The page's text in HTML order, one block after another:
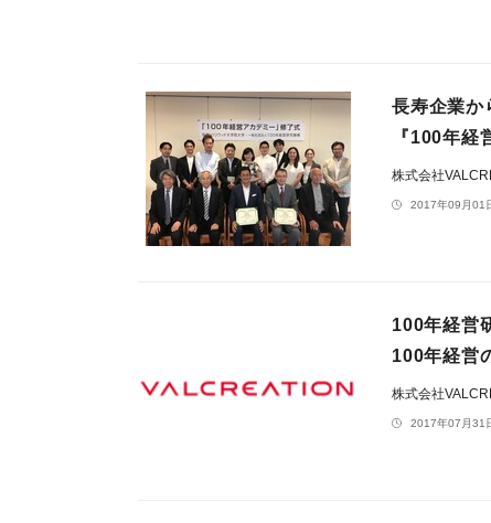
長寿企業か
『100年
株式会社
2017年09月01
100年経営
100年経営
株式会社
2017年07月31